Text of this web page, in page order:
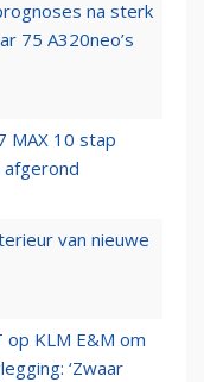
na sterk
75 A320neo’s
MAX 10 stap
van nieuwe
KLM E&M om
‘Zwaar